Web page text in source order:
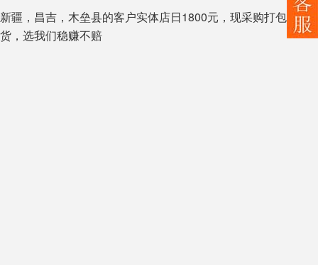
新疆，昌吉，木垒县的客户实体店日1800元，现采购打包发
货，选我们稳赚不赔